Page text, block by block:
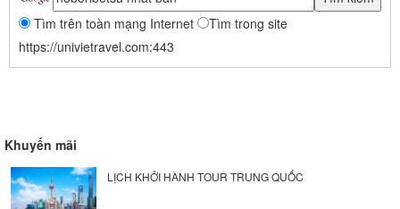
Tìm trên toàn mạng Internet
Tìm trong site
https://univietravel.com:443
Khuyến mãi
LỊCH KHỞI HÀNH TOUR TRUNG QUỐC